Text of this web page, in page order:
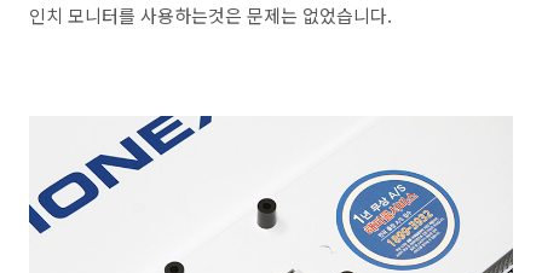
인치 모니터를 사용하는것은 문제는 없었습니다.